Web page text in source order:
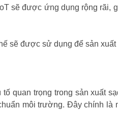
sẽ được ứng dụng rộng rãi,
sẽ được sử dụng để sản
quan trọng trong sản xuất
môi trường. Đây chính